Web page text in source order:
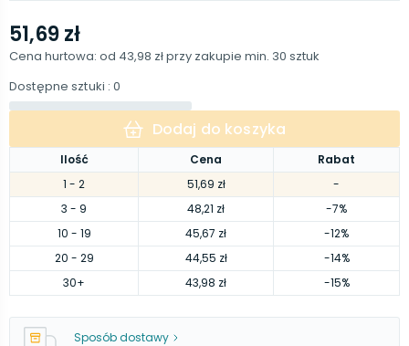
Ilość Cena
Rabat
1 - 2 51,69 zł
-
3 - 9 48,21 zł
-7%
10 - 19 45,67 zł
-12%
20 - 29 44,55 zł
-14%
30+ 43,98 zł -15%
51,69 zł
Cena hurtowa: od 43,98 złprzy zakupie min. 30 sztuk
Dostępne sztuki : 0
Dodaj do koszyka
Sposób dostawy